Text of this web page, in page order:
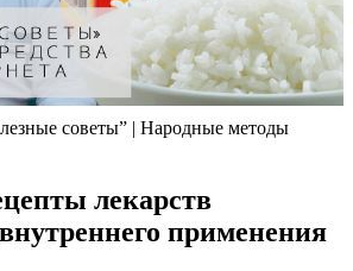
советы” | Народные методы
лекарств
применения